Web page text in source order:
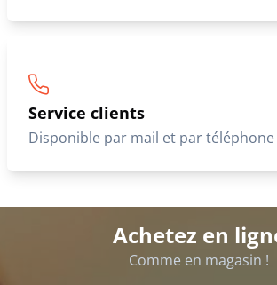
Service clients
Disponible par mail et par téléphone
Achetez en
Comme en magasin !